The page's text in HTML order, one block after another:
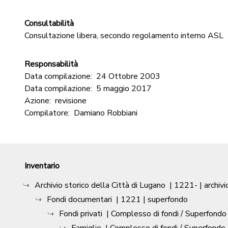
Consultabilità
Consultazione libera, secondo regolamento interno ASL
Responsabilità
Data compilazione: 24 Ottobre 2003
Data compilazione: 5 maggio 2017
Azione: revisione
Compilatore: Damiano Robbiani
Inventario
Archivio storico della Città di Lugano | 1221- |
Fondi documentari | 1221 | superfondo
Fondi privati | Complesso di fondi / Superfondo